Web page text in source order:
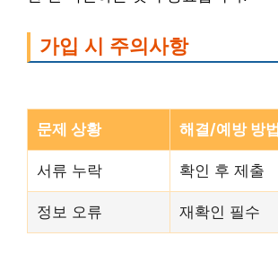
가입 시 주의사항
문제 상황 해결/예방 방법
서류 누락 확인 후 제출
정보 오류 재확인 필수